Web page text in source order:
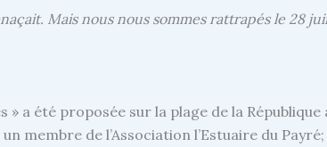
Mais nous nous sommes rattrapés le 28
» a été proposée sur la plage de la
membre de l’Association l’Estuaire du Payré;